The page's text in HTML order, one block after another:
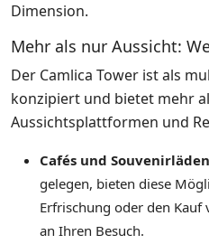
Dimension.
Mehr als nur Aussicht:
Der Camlica Tower ist als
konzipiert und bietet mehr
Aussichtsplattformen und
Cafés und
gelegen, bieten diese
Erfrischung oder den Kauf
an Ihren Besuch.